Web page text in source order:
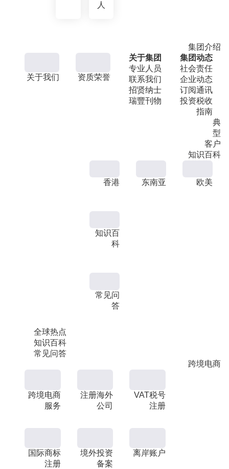
人
集团介绍
关于我们 资质荣誉
关于集团
专业人员
联系我们
招贤纳士
瑞豐刊物
集团动态
社会责任
企业动态
订阅通讯
投资税收
指南
典
型
客户
知识百科
全球热点
知识百科
常见问答
香港 东南亚 欧美
知识百
科
常见问
答
跨境电商
跨境电商
服务
注册海外
公司
VAT税号
注册
国际商标
注册
境外投资
备案
离岸账户